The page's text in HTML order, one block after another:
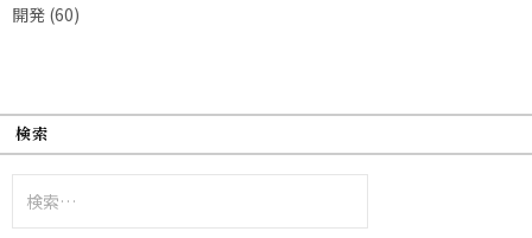
開発 (60)
検索
索: